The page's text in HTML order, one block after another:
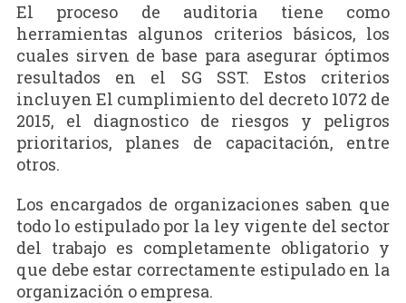
El proceso de auditoria tiene como
herramientas algunos criterios básicos, los
cuales sirven de base para asegurar óptimos
resultados en el SG SST. Estos criterios
incluyen El cumplimiento del decreto 1072 de
2015, el diagnostico de riesgos y peligros
prioritarios, planes de capacitación, entre
otros.
Los encargados de organizaciones saben que
todo lo estipulado por la ley vigente del sector
del trabajo es completamente obligatorio y
que debe estar correctamente estipulado en la
organización o empresa.